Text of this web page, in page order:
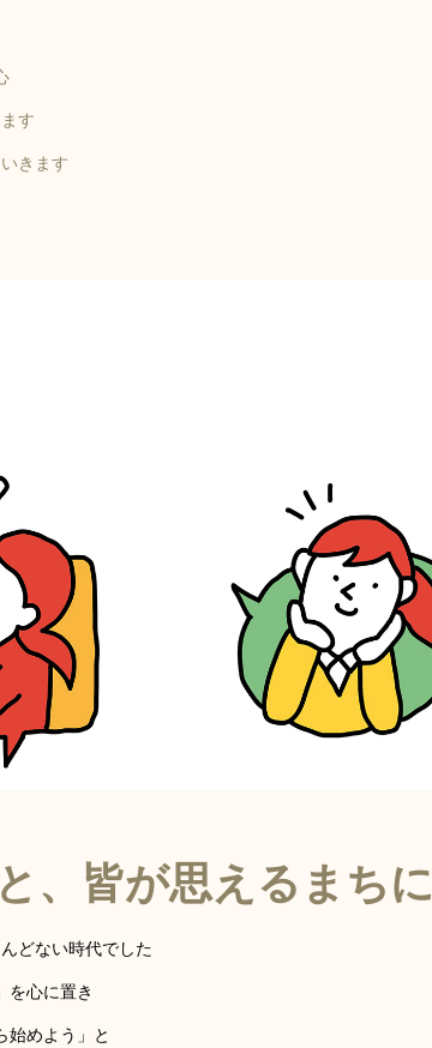
す
きます
、皆が思えるまちに
どない時代でした
を心に置き
始めよう」と